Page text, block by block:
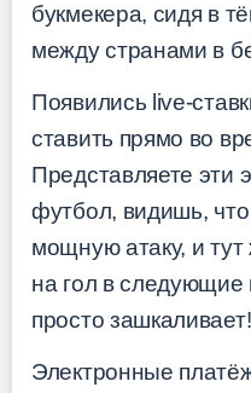
букмекера, сидя в
между странами в
Появились live-
ставить прямо во
Представляете
футбол, видишь,
мощную атаку, и
на гол в следующие
просто зашкаливает!
Электронные